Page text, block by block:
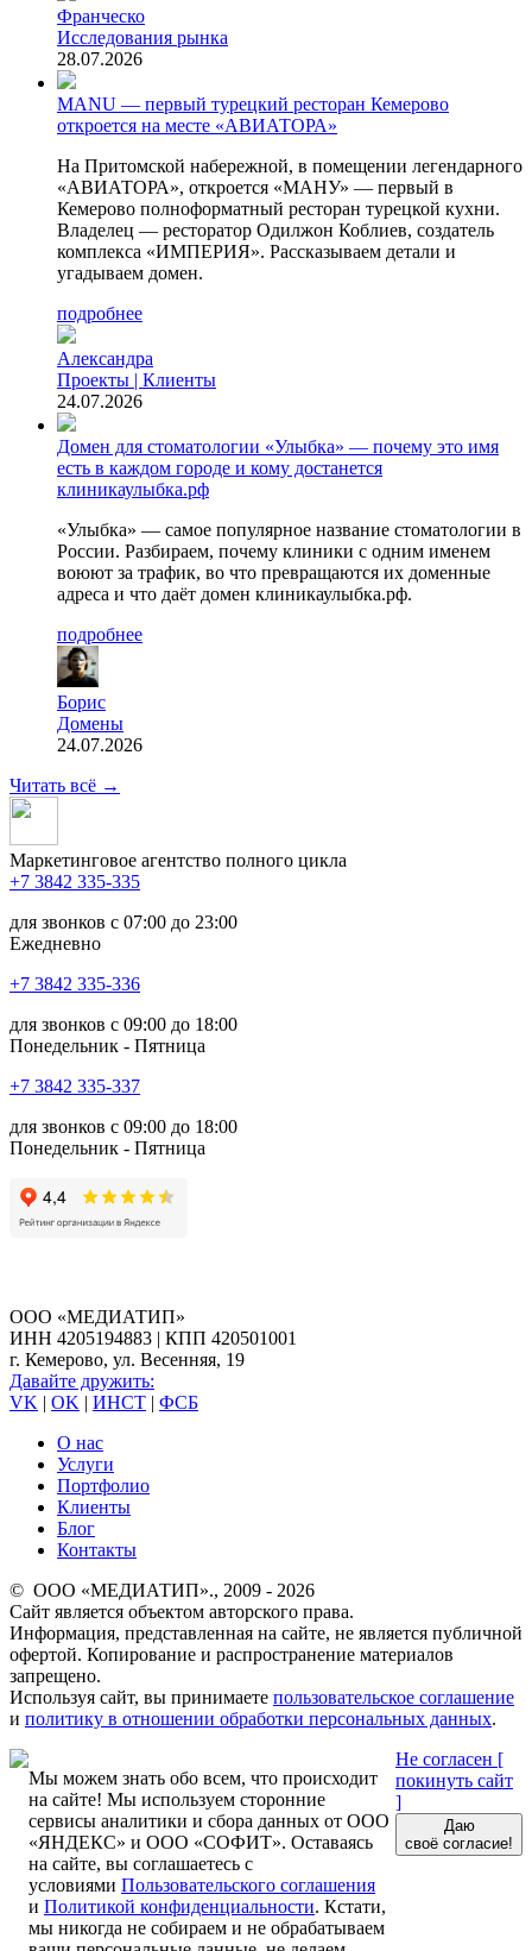
Франческо
Исследования рынка
28.07.2026
MANU — первый турецкий ресторан Кемерово
откроется на месте «АВИАТОРА»
На Притомской набережной, в помещении легендарного
«АВИАТОРА», откроется «МАНУ» — первый в
Кемерово полноформатный ресторан турецкой кухни.
Владелец — ресторатор Одилжон Коблиев, создатель
комплекса «ИМПЕРИЯ». Рассказываем детали и
угадываем домен.
подробнее
Александра
Проекты | Клиенты
24.07.2026
Домен для стоматологии «Улыбка» — почему это имя
есть в каждом городе и кому достанется
клиникаулыбка.рф
«Улыбка» — самое популярное название стоматологии в
России. Разбираем, почему клиники с одним именем
воюют за трафик, во что превращаются их доменные
адреса и что даёт домен клиникаулыбка.рф.
подробнее
Борис
Домены
24.07.2026
Читать всё →
Маркетинговое агентство полного цикла
+7 3842 335‑335
для звонков с 07:00 до 23:00
Ежедневно
+7 3842 335‑336
для звонков с 09:00 до 18:00
Понедельник - Пятница
+7 3842 335‑337
для звонков с 09:00 до 18:00
Понедельник - Пятница
ООО «МЕДИАТИП»
ИНН 4205194883 | КПП 420501001
г. Кемерово, ул. Весенняя, 19
Давайте дружить:
VK | OK | ИНСТ | ФСБ
О нас
Услуги
Портфолио
Клиенты
Блог
Контакты
© ООО «МЕДИАТИП»., 2009 - 2026
Сайт является объектом авторского права.
Информация, представленная на сайте, не является публичной
офертой. Копирование и распространение материалов
запрещено.
Используя сайт, вы принимаете пользовательское соглашение
и политику в отношении обработки персональных данных.
Мы можем знать обо всем, что происходит
на сайте! Мы используем сторонние
сервисы аналитики и сбора данных от ООО
«ЯНДЕКС» и ООО «СОФИТ». Оставаясь
на сайте, вы соглашаетесь с
условиями Пользовательского соглашения
и Политикой конфиденциальности. Кстати,
мы никогда не собираем и не обрабатываем
Не согласен [
покинуть сайт
]
Даю
своё согласие!